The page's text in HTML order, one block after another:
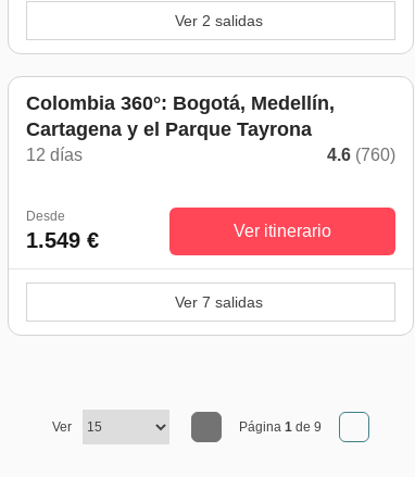
Ver 2 salidas
Colombia 360°: Bogotá, Medellín,
Cartagena y el Parque Tayrona
12 días 4.6 (760)
Desde
1.549 € Ver itinerario
Ver 7 salidas
Ver Página 1 de 9